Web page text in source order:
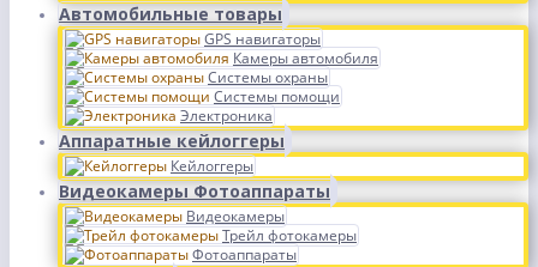
Автомобильные товары
GPS навигаторы
Камеры автомобиля
Системы охраны
Системы помощи
Электроника
Аппаратные кейлоггеры
Кейлоггеры
Видеокамеры Фотоаппараты
Видеокамеры
Трейл фотокамеры
Фотоаппараты